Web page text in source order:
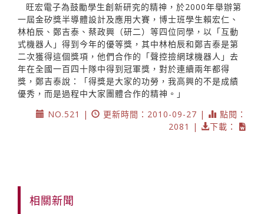
旺宏電子為鼓勵學生創新研究的精神，於2000年舉辦第
一屆金矽獎半導體設計及應用大賽，博士班學生賴宏仁、
林柏辰、鄭吉泰、蔡政興（研二）等四位同學，以「互動
式機器人」得到今年的優等獎，其中林柏辰和鄭吉泰是第
二次獲得這個獎項，他們合作的「聲控撿網球機器人」去
年在全國一百四十隊中得到冠軍獎，對於連續兩年都得
獎，鄭吉泰說：「得獎是大家的功勞，我高興的不是成績
優秀，而是過程中大家團體合作的精神。」
NO.521 |
更新時間：2010-09-27 |
點閱：
2081 |
下載：
相關新聞